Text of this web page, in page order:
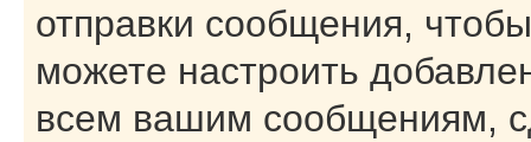
отправки сообщения,
можете настроить
всем вашим сообщениям,